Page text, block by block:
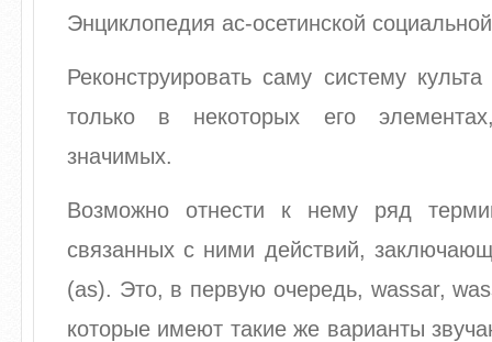
Энциклопедия ас-осетинской
Реконструировать саму систему
только в некоторых его
значимых.
Возможно отнести к нему ряд
связанных с ними действий,
(as). Это, в первую очередь, wassar,
которые имеют такие же варианты